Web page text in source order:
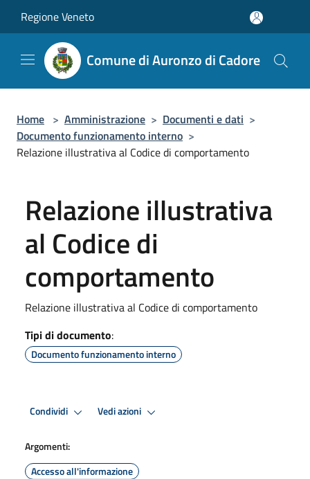
Regione Veneto
Comune di Auronzo di Cadore
Home > Amministrazione > Documenti e dati >
Documento funzionamento interno >
Relazione illustrativa al Codice di comportamento
Relazione illustrativa
al Codice di
comportamento
Relazione illustrativa al Codice di comportamento
Tipi di documento:
Documento funzionamento interno
Condividi Vedi azioni
Argomenti:
Accesso all'informazione